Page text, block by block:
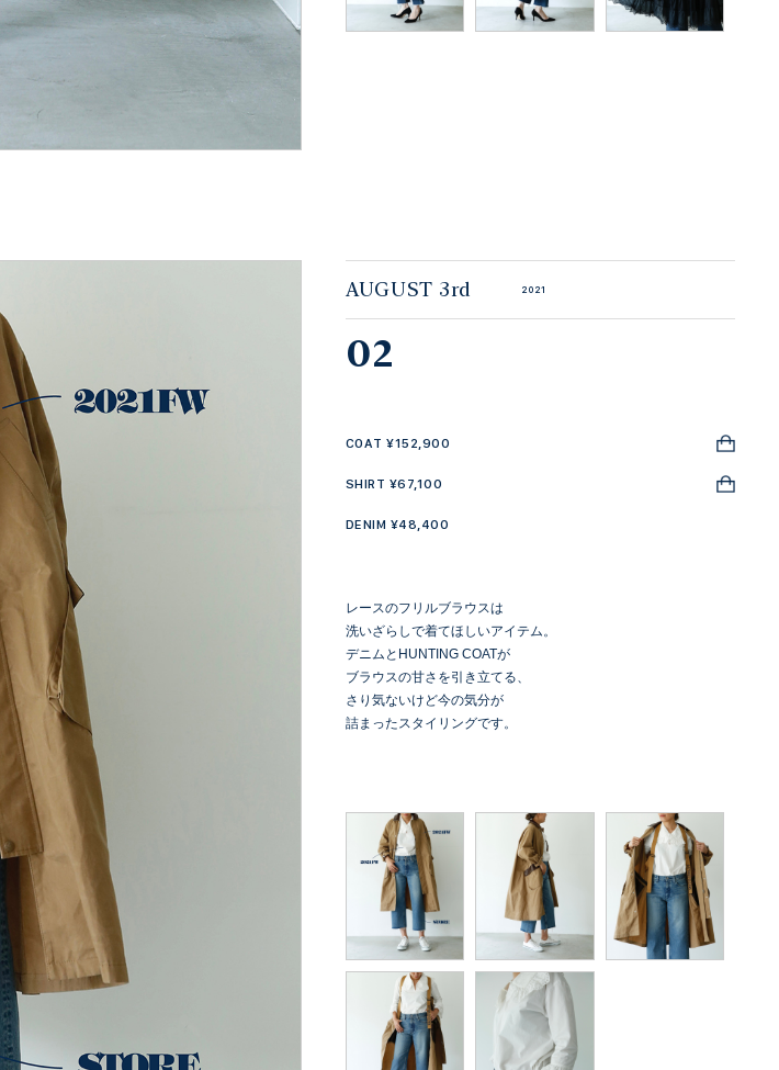
AUGUST 3rd 2021
02
COAT ¥152,900
SHIRT ¥67,100
DENIM ¥48,400
レースのフリルブラウスは
洗いざらしで着てほしいアイテム。
デニムとHUNTING COATが
ブラウスの甘さを引き立てる、
さり気ないけど今の気分が
詰まったスタイリングです。